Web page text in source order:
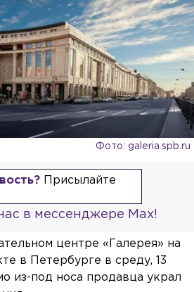
Фото: galeria.spb.ru
Присылайте
в мессенджере Max!
центре «Галерея» на
в Петербурге в среду, 13
из-под носа продавца украл